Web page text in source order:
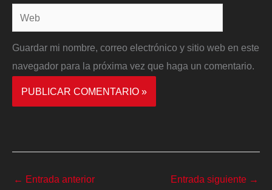
Web
Guardar mi nombre, correo electrónico y sitio web en este
navegador para la próxima vez que haga un comentario.
← Entrada anterior Entrada siguiente →